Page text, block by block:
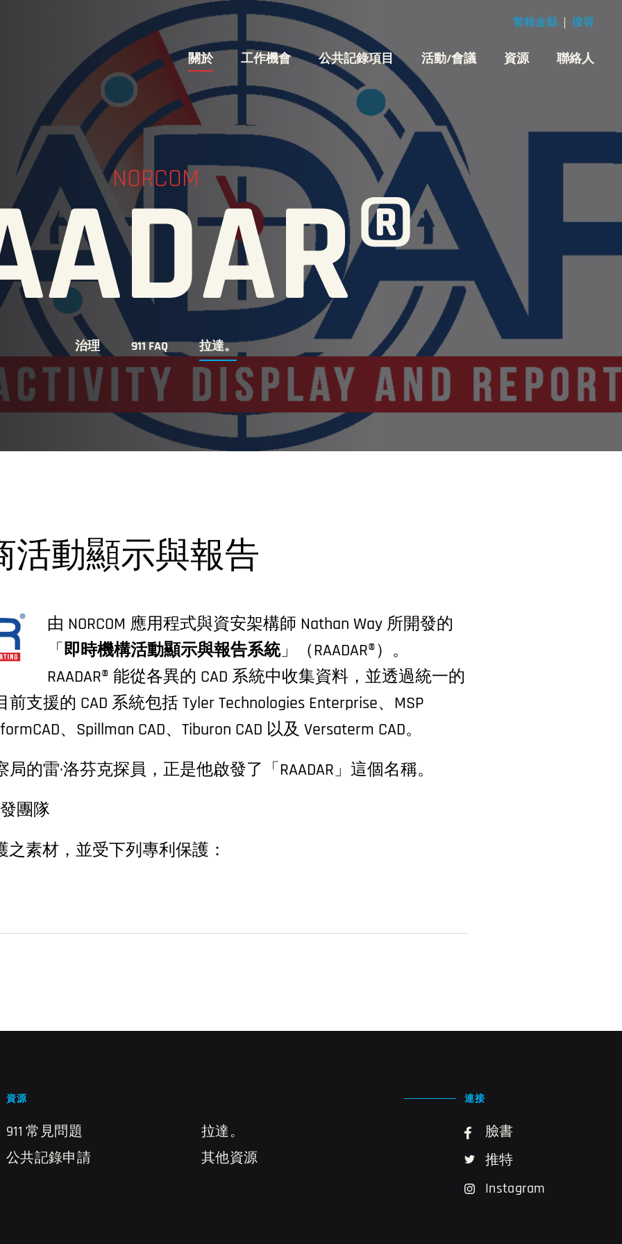
關於 工作機會 公共記錄項目 活動/會議 資源 聯絡人
警報金縣 搜尋
NORCOM
治理 911 FAQ 拉達。
活動顯示與報告
由 NORCOM 應用程式與資安架構師 Nathan Way 所開發的
「 即時機構活動顯示與報告系統」（RAADAR®）。
RAADAR® 能從各異的 CAD 系統中收集資料，並透過統一的
支援的 CAD 系統包括 Tyler Technologies Enterprise、MSP
、Spillman CAD、Tiburon CAD 以及 Versaterm CAD。
的雷·洛芬克探員，正是他啟發了「RAADAR」這個名稱。
發團隊
之素材，並受下列專利保護：
資源
911 常見問題
公共記錄申請
拉達。
其他資源
連接
臉書
推特
Instagram